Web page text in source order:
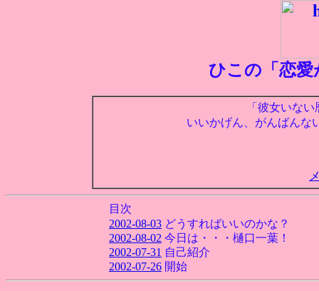
ひこの「恋
「彼女いな
いいかげん、がんばんな
目次
2002-08-03 どうすればいいのかな？
2002-08-02 今日は・・・樋口一葉！
2002-07-31 自己紹介
2002-07-26 開始